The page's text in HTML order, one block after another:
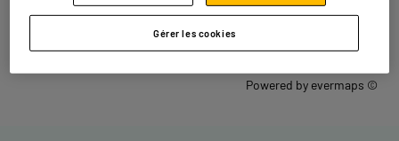
Trouver un magasin ELECTRO DEPOT
Powered by evermaps ©
Gérer les cookies